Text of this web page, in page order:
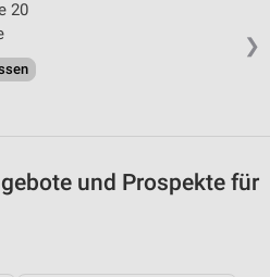
❯
20
und Prospekte für